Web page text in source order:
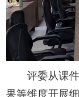
评委从课
果等维度开展